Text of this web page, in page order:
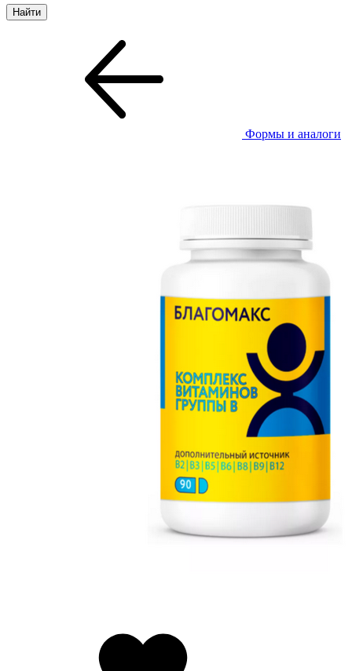
Формы и аналоги